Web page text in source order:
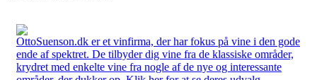
OttoSuenson.dk er et vinfirma, der har fokus på vine i den gode
ende af spektret. De tilbyder dig vine fra de klassiske områder,
krydret med enkelte vine fra nogle af de nye og interessante